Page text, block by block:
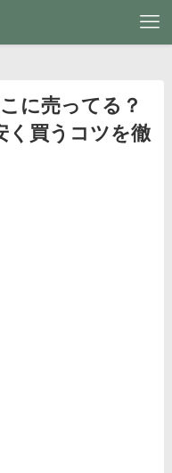
に売ってる？
く買うコツを徹